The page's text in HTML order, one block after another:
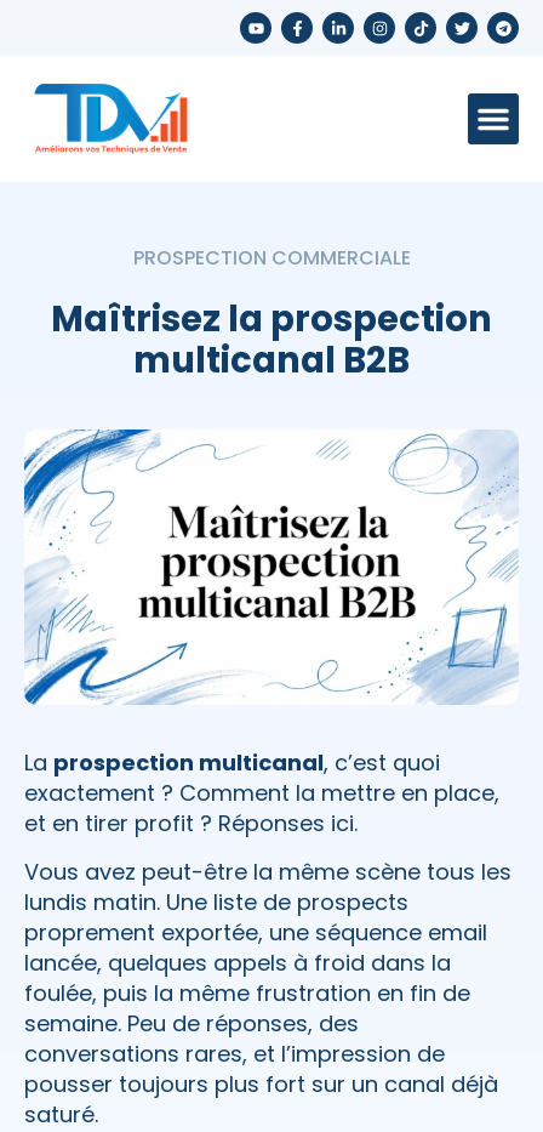
PROSPECTION COMMERCIALE
Maîtrisez la prospection
multicanal B2B
La prospection multicanal, c’est quoi
exactement ? Comment la mettre en place,
et en tirer profit ? Réponses ici.
Vous avez peut-être la même scène tous les
lundis matin. Une liste de prospects
proprement exportée, une séquence email
lancée, quelques appels à froid dans la
foulée, puis la même frustration en fin de
semaine. Peu de réponses, des
conversations rares, et l’impression de
pousser toujours plus fort sur un canal déjà
saturé.